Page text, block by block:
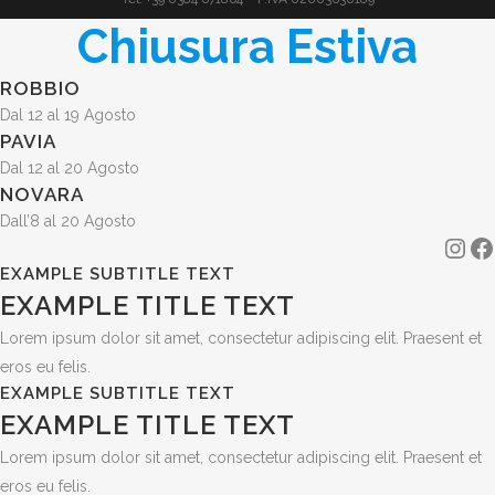
Chiusura Estiva
ROBBIO
Dal 12 al 19 Agosto
PAVIA
Dal 12 al 20 Agosto
NOVARA
Dall’8 al 20 Agosto
EXAMPLE SUBTITLE TEXT
EXAMPLE TITLE TEXT
Lorem ipsum dolor sit amet, consectetur adipiscing elit. Praesent et
eros eu felis.
EXAMPLE SUBTITLE TEXT
EXAMPLE TITLE TEXT
Lorem ipsum dolor sit amet, consectetur adipiscing elit. Praesent et
eros eu felis.